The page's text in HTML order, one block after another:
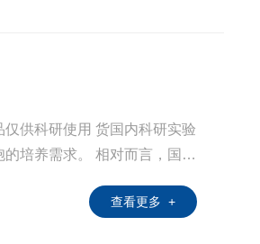
供科研使用 货国内科研实验
培养需求。 相对而言，国产
查看更多 +